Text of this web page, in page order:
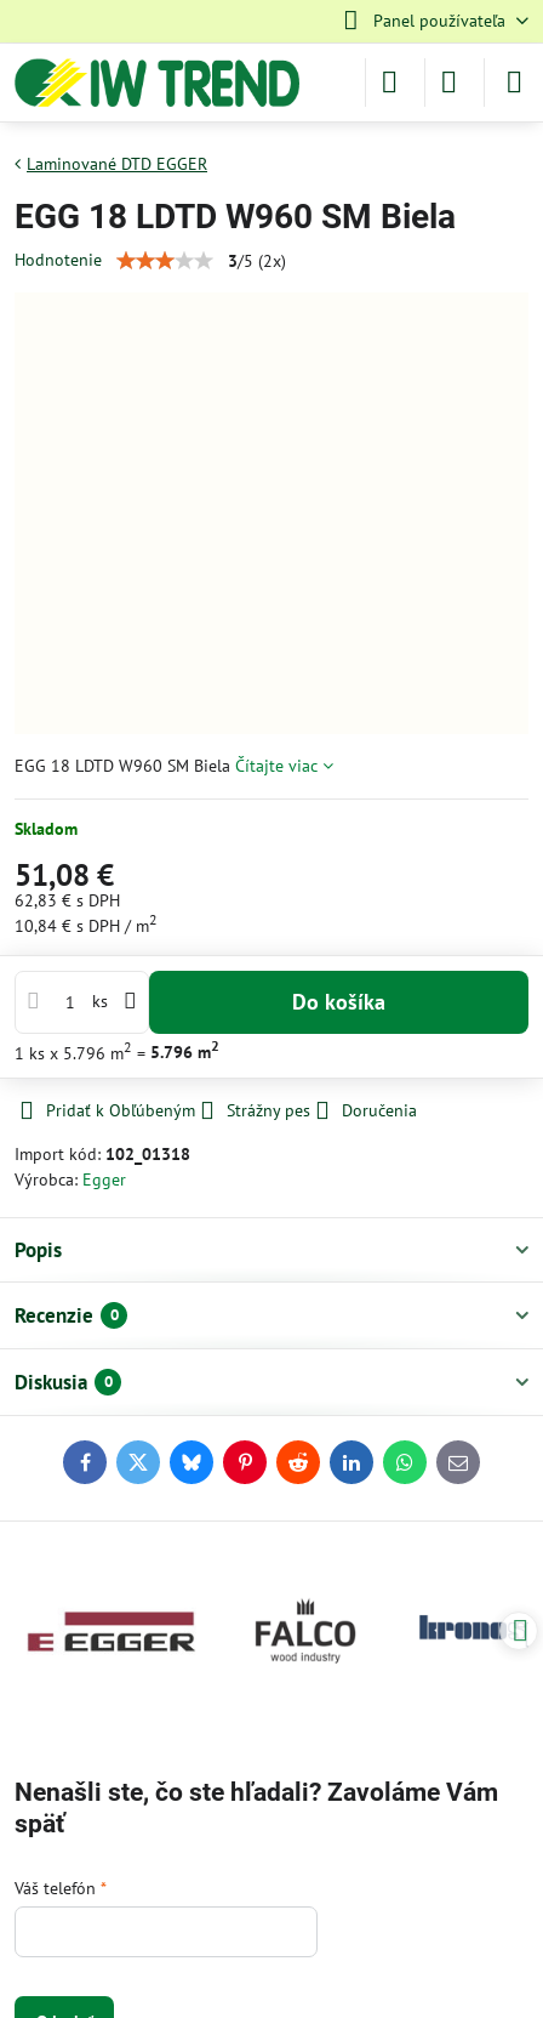
Panel používateľa
Laminované DTD EGGER
EGG 18 LDTD W960 SM Biela
Hodnotenie 3/5 (2x)
EGG 18 LDTD W960 SM Biela Čítajte viac
Skladom
51,08 €
62,83 € s DPH
10,84 € s DPH / m2
ks Do košíka
1 ks x 5.796 m2 = 5.796 m2
Pridať k Obľúbeným Strážny pes
Doručenia
Import kód: 102_01318
Výrobca: Egger
Popis
Recenzie 0
Diskusia 0
FacebookTwitterBlueskyPinterestReddit LinkedInWhatsApp
E-
mail
Nenašli ste, čo ste hľadali? Zavoláme Vám
späť
Váš telefón *